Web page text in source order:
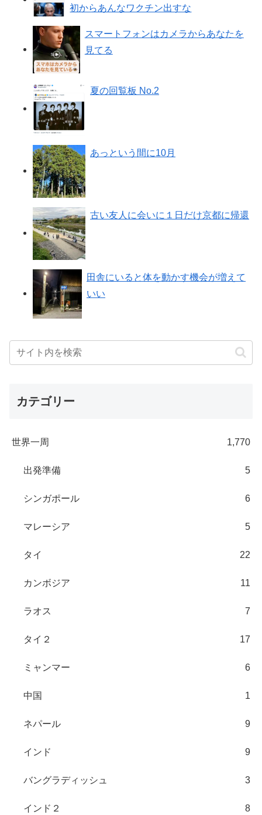
初からあんなワクチン出すな
スマートフォンはカメラからあなたを
見てる
夏の回覧板 No.2
あっという間に10月
古い友人に会いに１日だけ京都に帰還
田舎にいると体を動かす機会が増えて
いい
カテゴリー
世界一周 1,770
出発準備 5
シンガポール 6
マレーシア 5
タイ 22
カンボジア 11
ラオス 7
タイ２ 17
ミャンマー 6
中国 1
ネパール 9
インド 9
バングラディッシュ 3
インド２ 8